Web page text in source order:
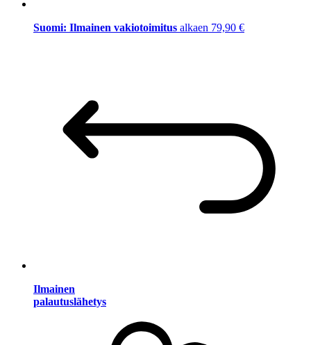
Suomi: Ilmainen vakiotoimitus alkaen 79,90 €
Ilmainen
palautuslähetys